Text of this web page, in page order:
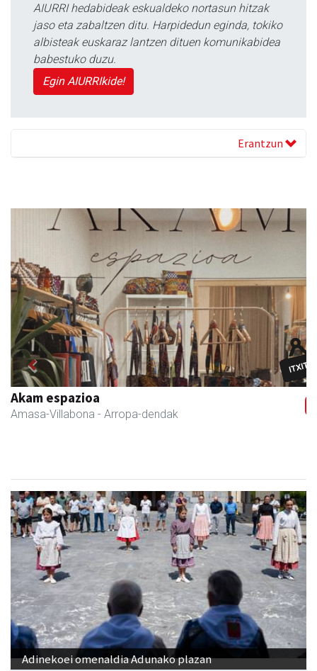
AIURRI hedabideak eskualdeko nortasun hitzak
jaso eta zabaltzen ditu. Harpidedun eginda, tokiko
albisteak euskaraz lantzen dituen komunikabidea
babestuko duzu.
Egin AIURRIkide!
Erantzun
Eizmendi ile-apaindegia
Amasa-Villabona - Ile-apaindegiak
Previous Next
Adinekoei omenaldia Adunako plazan